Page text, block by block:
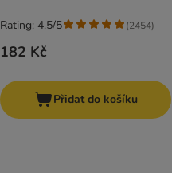
182 Kč
Rating: 4.5/5 (2454)
Přidat do košíku